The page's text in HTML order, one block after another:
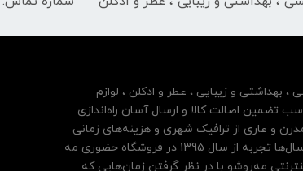
، بهداشتی و زیبایی ، عطر و ادکلن ، لوازم
تضمین اصالت کالا و ارسال آسان راه‌اندازی
و عاری از ترافیک شهری و هزینه‌های زمانی
مشتریان خود بها داده و فروشگاه اینترنتی خود را بر پایه سال‌ها تجربه از سال 1395 در فروشگاه حضوری مه
مه‌رو‌شو با در نظر گرفتن زمان‌هایی که